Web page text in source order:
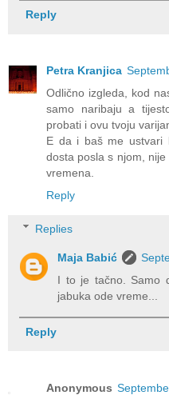
Reply
Petra Kranjica
Odlično izgleda, kod
samo naribaju a
probati i ovu tvoju
E da i baš me ustvari
dosta posla s njom,
vremena.
Reply
Replies
Maja Babić
I to je tačno. Samo
jabuka ode vreme...
Reply
Anonymous